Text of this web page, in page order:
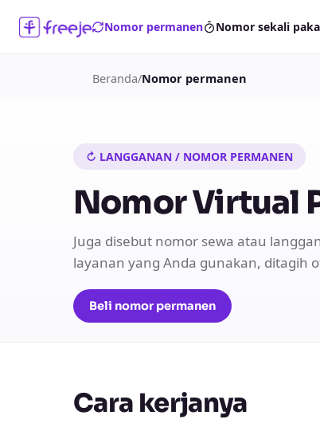
Nomor permanen Nomor sekali
Beranda/Nomor permanen
↻ LANGGANAN / NOMOR PERMANEN
Nomor Virtual
Juga disebut nomor sewa atau
layanan yang Anda gunakan, ditagih
Beli nomor permanen
Cara kerjanya